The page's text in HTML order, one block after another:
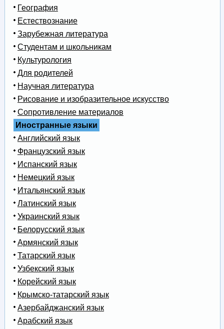
География
Естествознание
Зарубежная литература
Студентам и школьникам
Культурология
Для родителей
Научная литература
Рисование и изобразительное искусство
Сопротивление материалов
Иностранные языки
Английский язык
Французский язык
Испанский язык
Немецкий язык
Итальянский язык
Латинский язык
Украинский язык
Белорусский язык
Армянский язык
Татарский язык
Узбекский язык
Корейский язык
Крымско-татарский язык
Азербайджанский язык
Арабский язык